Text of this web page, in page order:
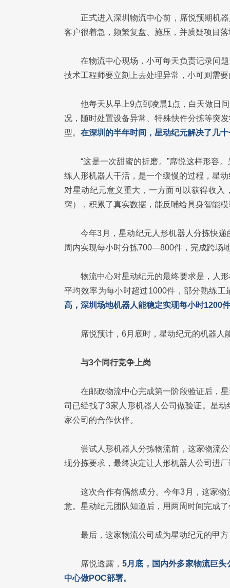
正式进入深圳物流中心前，席悦预期机
客户很着急，频繁复盘、施压，并质疑项目
在物流中心现场，小可每天负责记录问
技术工程师要立刻上去处理异常，小可则需
他每天从早上9点到凌晨1点，白天做日
况，随时处置设备异常、特殊快件分拣等突
型。 在深圳的半年时间，星动纪元解决了几
“这是一次甜蜜的折磨。”席悦这样形容
练人形机器人干活，是一个缓慢的过程，星
对星动纪元意义重大，一方面可以获得收
窍），积累了真实数据，能反哺给具身智能
今年3月，星动纪元人形机器人分拣快
周内实现每小时分拣700—800件，完成跨场
物流中心对星动纪元的最终要求是，人
平均效率为每小时超过1000件，部分熟练工
高，深圳场地机器人能稳定实现每小时1200
席悦预计，6月底时，星动纪元的机器人
与3个同行竞争上岗
在邮政物流中心完成第一阶段验证后，
司已经找了3家人形机器人公司做验证。星
家公司的合作伙伴。
尝试人形机器人分拣物流前，这家物流
现分拣要求，最终决定让人形机器人公司进
这次合作有偶然成分。今年3月，这家
意。星动纪元团队知道后，用两周时间完成
最后，这家物流公司成为星动纪元的甲
席悦透露， 5月底，国内外多家物流巨
中心做POC部署。